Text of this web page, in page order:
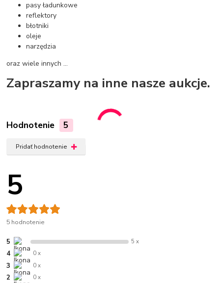
pasy ładunkowe
reflektory
błotniki
oleje
narzędzia
oraz wiele innych …
Zapraszamy na inne nasze aukcje.
Hodnotenie 5
Pridať hodnotenie
5
5 hodnotenie
5 5 x
4 0 x
3 0 x
2 0 x